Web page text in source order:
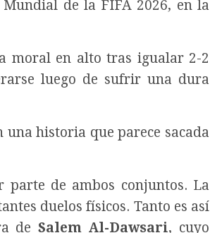
de la FIFA 2026, en la
moral en alto tras igualar 2-2
luego de sufrir una dura
historia que parece sacada
parte de ambos conjuntos. La
duelos físicos. Tanto es así
de Salem Al-Dawsari, cuyo